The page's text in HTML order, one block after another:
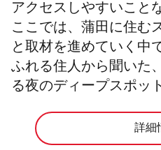
アクセスしやすいこと
ここでは、蒲田に住む
と取材を進めていく中
ふれる住人から聞いた
る夜のディープスポッ
詳細